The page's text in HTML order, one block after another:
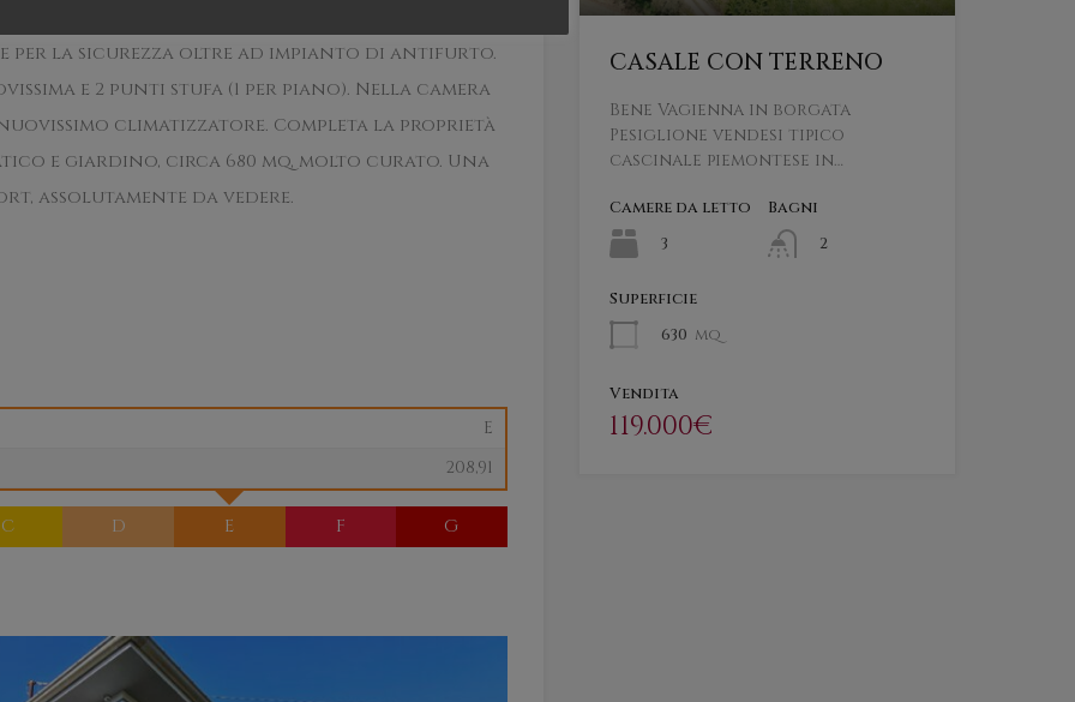
,creando due appartamenti uno per piano.
per la sicurezza oltre ad impianto di antifurto.
e 2 punti stufa (1 per piano). Nella camera
climatizzatore. Completa la proprietà
e giardino, circa 680 mq, molto curato. Una
assolutamente da vedere.
E
208,91
C D E F G
CASALE CON TERRENO
Bene Vagienna in borgata
Pesiglione vendesi tipico
cascinale piemontese in…
Camere da letto
3
Bagni
2
Superficie
630 mq
Vendita
119.000€